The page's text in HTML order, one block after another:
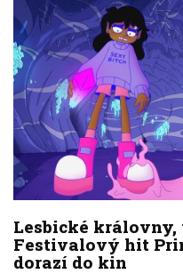
Lesbické
Festivalový hit
dorazí do kin